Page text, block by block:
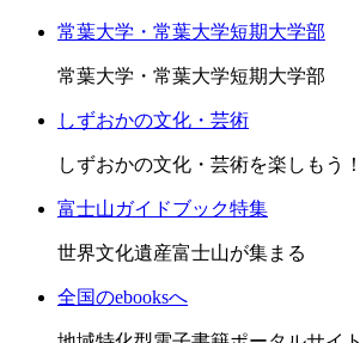
常葉大学・常葉大学短期大学部
常葉大学・常葉大学短期大学部
しずおかの文化・芸術
しずおかの文化・芸術を楽しもう！
富士山ガイドブック特集
世界文化遺産富士山が集まる
全国のebooksへ